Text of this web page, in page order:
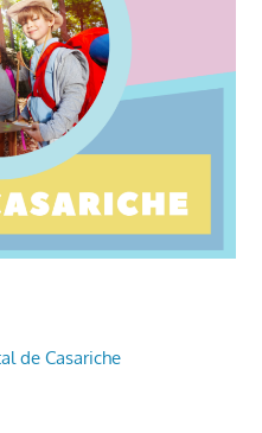
de Casariche